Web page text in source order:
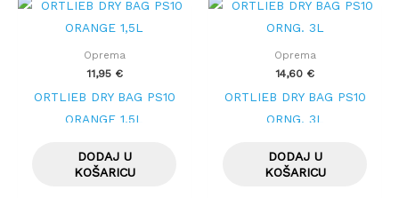
Oprema
11,95 €
ORTLIEB DRY BAG PS10
ORANGE 1,5L
DODAJ U
KOŠARICU
Oprema
14,60 €
ORTLIEB DRY BAG PS10
ORNG. 3L
DODAJ U
KOŠARICU